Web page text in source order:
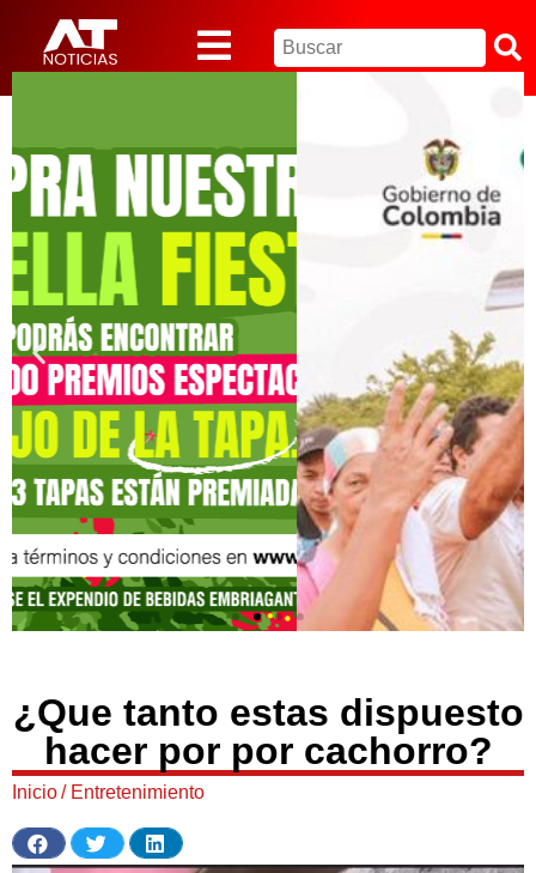
¿Que tanto estas dispuesto
hacer por por cachorro?
Inicio/ Entretenimiento